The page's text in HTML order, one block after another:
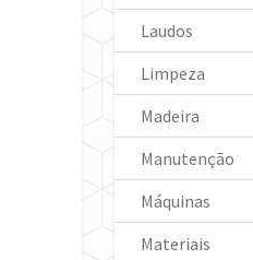
Laudos
Limpeza
Madeira
Manutenção
Máquinas
Materiais